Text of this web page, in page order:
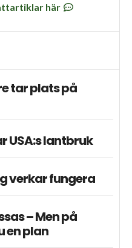
här
tar plats på
USA:s lantbruk
verkar fungera
– Men på
en plan